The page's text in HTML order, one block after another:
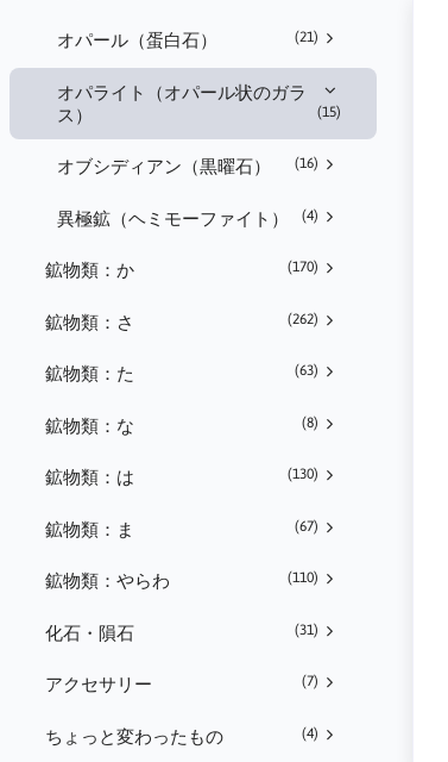
オパール（蛋白石） (21)
オパライト（オパール状のガラ
ス）
(15)
オブシディアン（黒曜石） (16)
異極鉱（ヘミモーファイト） (4)
鉱物類：か (170)
鉱物類：さ (262)
鉱物類：た (63)
鉱物類：な (8)
鉱物類：は (130)
鉱物類：ま (67)
鉱物類：やらわ (110)
化石・隕石 (31)
アクセサリー (7)
ちょっと変わったもの (4)